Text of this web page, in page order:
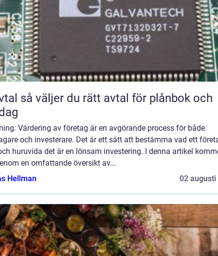
för plånbok och
Värdering av företag är en avgörande process för både
och investerare. Det är ett sätt att bestämma vad ett
huruvida det är en lönsam investering. I denna artikel
en omfattande översikt av...
Hellman
02 augusti